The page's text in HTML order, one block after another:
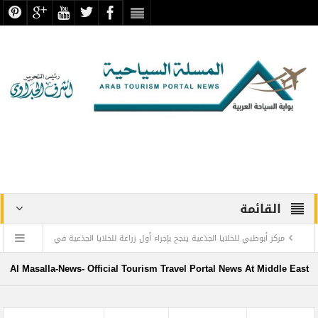
القائمة
مركز أبوظبي للخلايا الجذعية ينجح بإجراء أول زراعة للخلايا الجذعية في
المنطقة لمريضة تعاني من التصلب اللويحي
Al Masalla-News- Official Tourism Travel Portal News At Middle East